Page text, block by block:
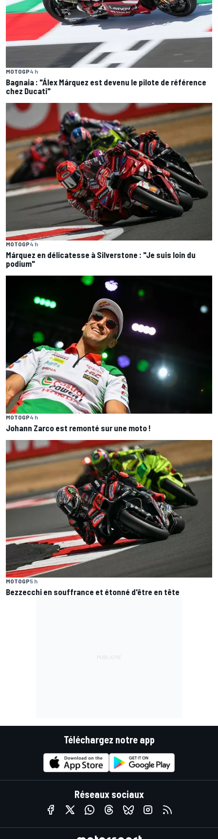
MOTOGP4 h
Bagnaia : "Álex Márquez est devenu le pilote de référence
chez Ducati"
MOTOGP4 h
Márquez en délicatesse à Silverstone : "Je suis loin du
podium"
MOTOGP4 h
Johann Zarco est remonté sur une moto !
MOTOGP5 h
Bezzecchi en souffrance et étonné d'être en tête
Téléchargez notre app
Réseaux sociaux